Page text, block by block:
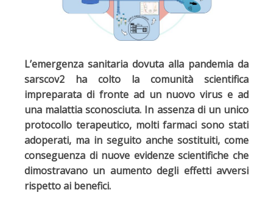
L’emergenza sanitaria dovuta alla pandemia da
sarscov2 ha colto la comunità scientifica
impreparata di fronte ad un nuovo virus e ad
una malattia sconosciuta. In assenza di un unico
protocollo terapeutico, molti farmaci sono stati
adoperati, ma in seguito anche sostituiti, come
conseguenza di nuove evidenze scientifiche che
dimostravano un aumento degli effetti avversi
rispetto ai benefici.